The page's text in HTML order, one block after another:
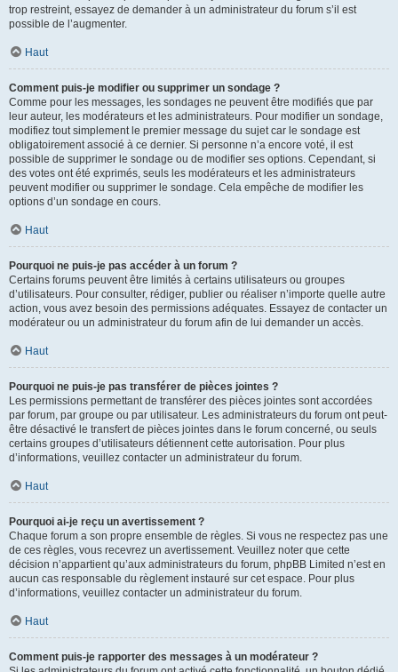
trop restreint, essayez de demander à un administrateur du forum s’il est
possible de l’augmenter.
Haut
Comment puis-je modifier ou supprimer un sondage ?
Comme pour les messages, les sondages ne peuvent être modifiés que par
leur auteur, les modérateurs et les administrateurs. Pour modifier un sondage,
modifiez tout simplement le premier message du sujet car le sondage est
obligatoirement associé à ce dernier. Si personne n’a encore voté, il est
possible de supprimer le sondage ou de modifier ses options. Cependant, si
des votes ont été exprimés, seuls les modérateurs et les administrateurs
peuvent modifier ou supprimer le sondage. Cela empêche de modifier les
options d’un sondage en cours.
Haut
Pourquoi ne puis-je pas accéder à un forum ?
Certains forums peuvent être limités à certains utilisateurs ou groupes
d’utilisateurs. Pour consulter, rédiger, publier ou réaliser n’importe quelle autre
action, vous avez besoin des permissions adéquates. Essayez de contacter un
modérateur ou un administrateur du forum afin de lui demander un accès.
Haut
Pourquoi ne puis-je pas transférer de pièces jointes ?
Les permissions permettant de transférer des pièces jointes sont accordées
par forum, par groupe ou par utilisateur. Les administrateurs du forum ont peut-
être désactivé le transfert de pièces jointes dans le forum concerné, ou seuls
certains groupes d’utilisateurs détiennent cette autorisation. Pour plus
d’informations, veuillez contacter un administrateur du forum.
Haut
Pourquoi ai-je reçu un avertissement ?
Chaque forum a son propre ensemble de règles. Si vous ne respectez pas une
de ces règles, vous recevrez un avertissement. Veuillez noter que cette
décision n’appartient qu’aux administrateurs du forum, phpBB Limited n’est en
aucun cas responsable du règlement instauré sur cet espace. Pour plus
d’informations, veuillez contacter un administrateur du forum.
Haut
Comment puis-je rapporter des messages à un modérateur ?